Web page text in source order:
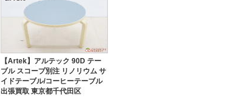
【Artek】アルテック 90D テー
ブル スコープ別注 リノリウム サ
イドテーブル/コーヒーテーブル
出張買取 東京都千代田区